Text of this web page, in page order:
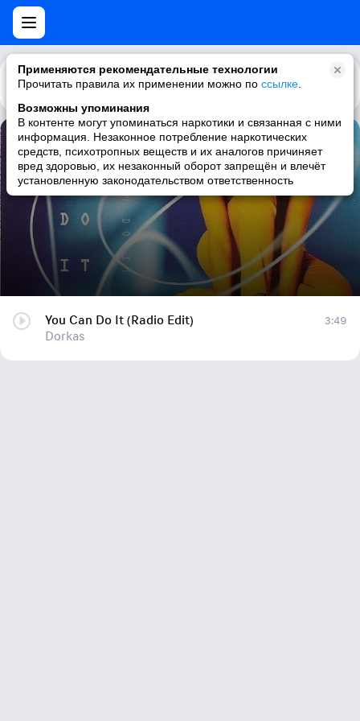
Применяются рекомендательные технологии
Прочитать правила их применении можно по ссылке
Возможны упоминания
В контенте могут упоминаться наркотики и связанная с ними
информация. Незаконное потребление наркотических
средств, психотропных веществ и их аналогов причиняет
вред здоровью, их незаконный оборот запрещён и влечёт
установленную законодательством ответственность
Каталог Рекомендации
You Can Do It (Radio Edit)
Dorkas
You Can Do It (Radio Edit)
Dorkas
3:49